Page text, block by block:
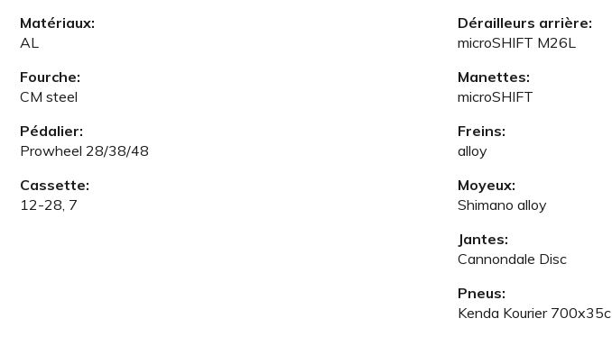
Matériaux:
AL
Fourche:
CM steel
Pédalier:
Prowheel 28/38/48
Cassette:
12-28, 7
Dérailleurs arrière:
microSHIFT M26L
Manettes:
microSHIFT
Freins:
alloy
Moyeux:
Shimano alloy
Jantes:
Cannondale Disc
Pneus:
Kenda Kourier 700x35c